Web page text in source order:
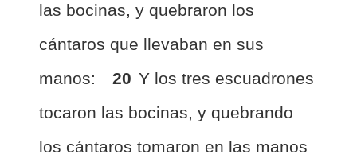
las bocinas, y quebraron los
cántaros que llevaban en sus
manos:
20 Y los tres escuadrones
tocaron las bocinas, y quebrando
los cántaros tomaron en las manos